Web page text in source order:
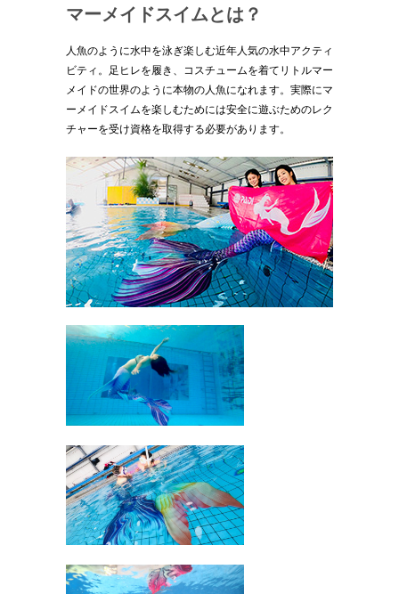
マーメイドスイムとは？
人魚のように水中を泳ぎ楽しむ近年人気の水中アクティ
ビティ。足ヒレを履き、コスチュームを着てリトルマー
メイドの世界のように本物の人魚になれます。実際にマ
ーメイドスイムを楽しむためには安全に遊ぶためのレク
チャーを受け資格を取得する必要があります。